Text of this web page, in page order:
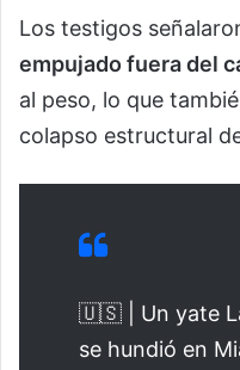
Los testigos
empujado fuera del
al peso, lo que
colapso estructural
🇺🇸 | Un yate
se hundió en